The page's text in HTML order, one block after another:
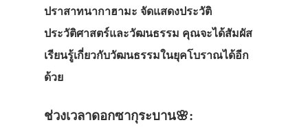
ปราสาทนากาฮามะ จัดแสดงประวัติ
ประวัติศาสตร์และวัฒนธรรม คุณจะได้สัมผัส
เรียนรู้เกี่ยวกับวัฒนธรรมในยุคโบราณได้อีก
ด้วย
ช่วงเวลาดอกซากุระบาน🌸: